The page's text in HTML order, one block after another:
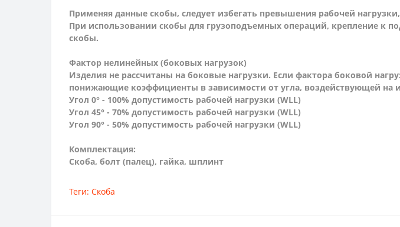
Применяя данные скобы, следует избегать превышения рабочей
При использовании скобы для грузоподъемных операций, крепление к
скобы.
Фактор нелинейных (боковых нагрузок)
Изделия не расcчитаны на боковые нагрузки. Если фактора боковой
понижающие коэффициенты в зависимости от угла, воздействующей на
Угол 0° - 100% допустимость рабочей нагрузки (WLL)
Угол 45° - 70% допустимость рабочей нагрузки (WLL)
Угол 90° - 50% допустимость рабочей нагрузки (WLL)
Комплектация:
Скоба, болт (палец), гайка, шплинт
Теги: Скоба